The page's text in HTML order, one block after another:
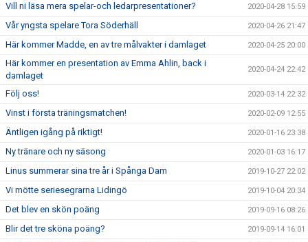
Vill ni läsa mera spelar-och ledarpresentationer? 2020-04-28 15:59
Vår yngsta spelare Tora Söderhäll 2020-04-26 21:47
Här kommer Madde, en av tre målvakter i damlaget 2020-04-25 20:00
Här kommer en presentation av Emma Ahlin, back i
damlaget
2020-04-24 22:42
Följ oss! 2020-03-14 22:32
Vinst i första träningsmatchen! 2020-02-09 12:55
Äntligen igång på riktigt! 2020-01-16 23:38
Ny tränare och ny säsong 2020-01-03 16:17
Linus summerar sina tre år i Spånga Dam 2019-10-27 22:02
Vi mötte seriesegrarna Lidingö 2019-10-04 20:34
Det blev en skön poäng 2019-09-16 08:26
Blir det tre sköna poäng? 2019-09-14 16:01